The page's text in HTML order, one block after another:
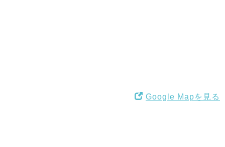
Google Mapを見る